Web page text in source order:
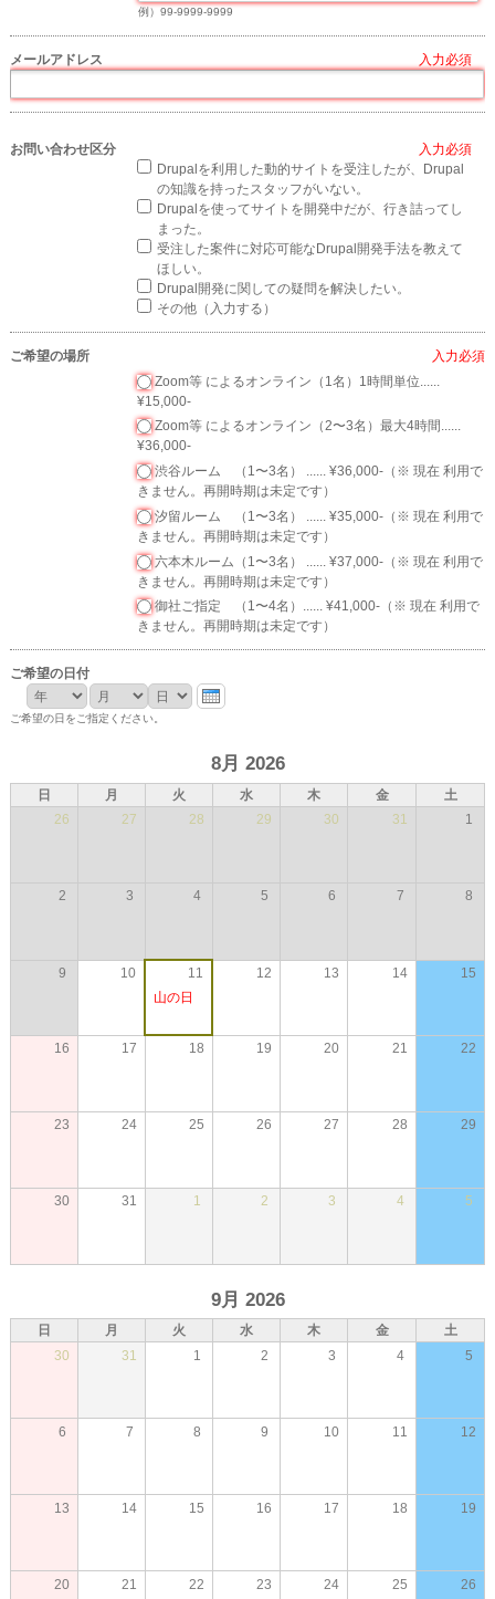
例）99-9999-9999
メールアドレス
お問い合わせ区分
Drupalを利用した動的サイトを受注したが、Drupal
の知識を持ったスタッフがいない。
Drupalを使ってサイトを開発中だが、行き詰ってし
まった。
受注した案件に対応可能なDrupal開発手法を教えて
ほしい。
Drupal開発に関しての疑問を解決したい。
その他（入力する）
ご希望の場所
Zoom等 によるオンライン（1名）1時間単位......
¥15,000-
Zoom等 によるオンライン（2〜3名）最大4時間......
¥36,000-
渋谷ルーム （1〜3名） ...... ¥36,000-（※ 現在 利用で
きません。再開時期は未定です）
汐留ルーム （1〜3名） ...... ¥35,000-（※ 現在 利用で
きません。再開時期は未定です）
六本木ルーム（1〜3名） ...... ¥37,000-（※ 現在 利用で
きません。再開時期は未定です）
御社ご指定 （1〜4名）...... ¥41,000-（※ 現在 利用で
きません。再開時期は未定です）
ご希望の日付
月 日
ご希望の日をご指定ください。
8月 2026
日 月 火 水 木 金
土
26
27 28 29 30 31 1
2 3 4 5 6 7 8
9 10 11 12 13 14
15
山の日
16 17 18 19 20 21 22
23 24 25 26 27 28 29
30 31 1 2 3 4 5
9月 2026
日 月 火 水 木 金
土
30
31 1 2 3 4 5
6 7 8 9 10 11 12
13 14 15 16 17 18 19
20 21 22 23 24 25
26